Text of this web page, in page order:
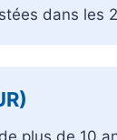
dans les
plus de 10